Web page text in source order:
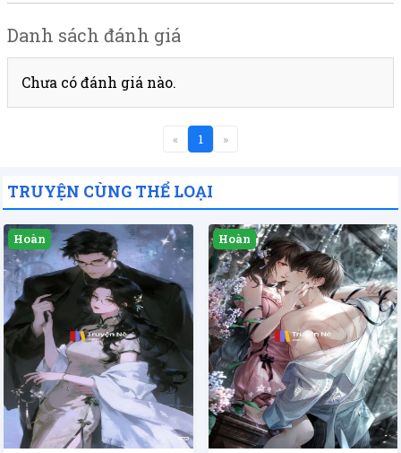
Danh sách đánh giá
Chưa có đánh giá nào.
« 1 »
TRUYỆN CÙNG THỂ LOẠI